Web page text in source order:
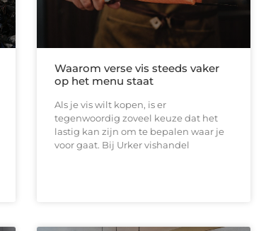
Waarom verse vis steeds vaker
op het menu staat
Als je vis wilt kopen, is er
tegenwoordig zoveel keuze dat het
lastig kan zijn om te bepalen waar je
voor gaat. Bij Urker vishandel